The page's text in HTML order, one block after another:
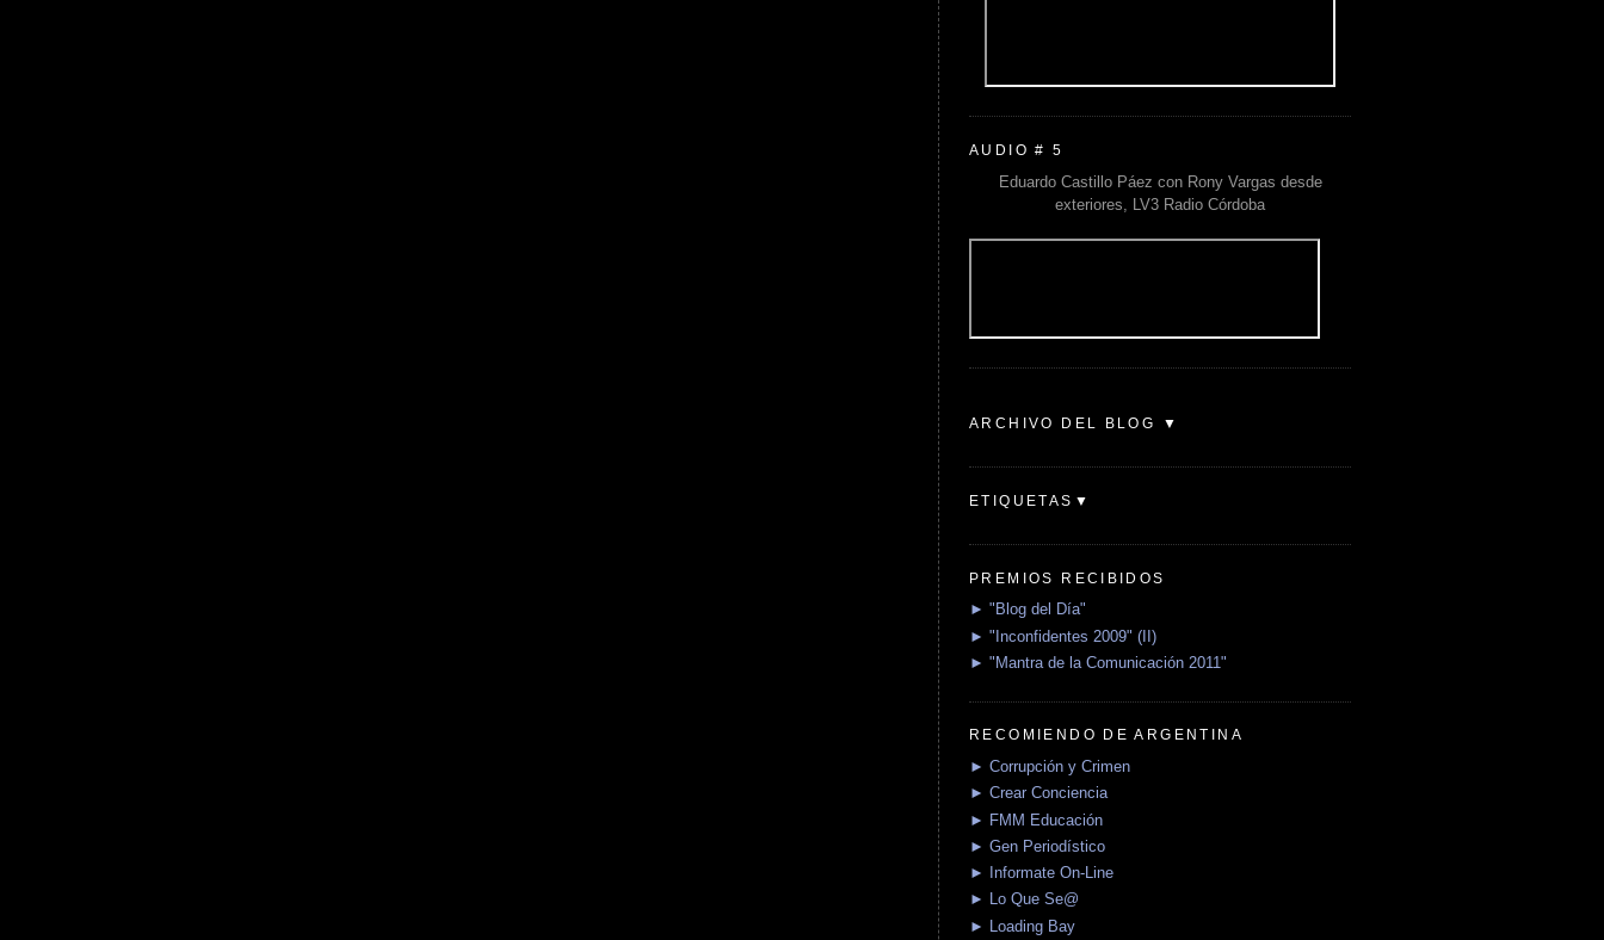
AUDIO # 5
Eduardo Castillo Páez con Rony Vargas desde
exteriores, LV3 Radio Córdoba
ARCHIVO DEL BLOG ▼
ETIQUETAS▼
PREMIOS RECIBIDOS
► "Blog del Día"
► "Inconfidentes 2009" (II)
► "Mantra de la Comunicación 2011"
RECOMIENDO DE ARGENTINA
► Corrupción y Crimen
► Crear Conciencia
► FMM Educación
► Gen Periodístico
► Informate On-Line
► Lo Que Se@
► Loading Bay